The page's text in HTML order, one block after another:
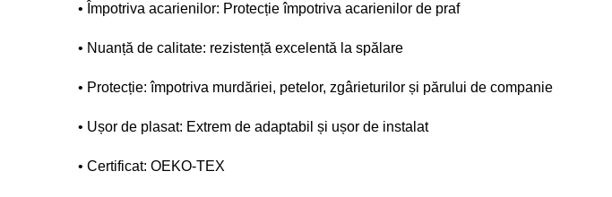
• Împotriva acarienilor: Protecție împotriva acarienilor de praf
• Nuanță de calitate: rezistență excelentă la spălare
• Protecție: împotriva murdăriei, petelor, zgârieturilor și părului de companie
• Ușor de plasat: Extrem de adaptabil și ușor de instalat
• Certificat: OEKO-TEX